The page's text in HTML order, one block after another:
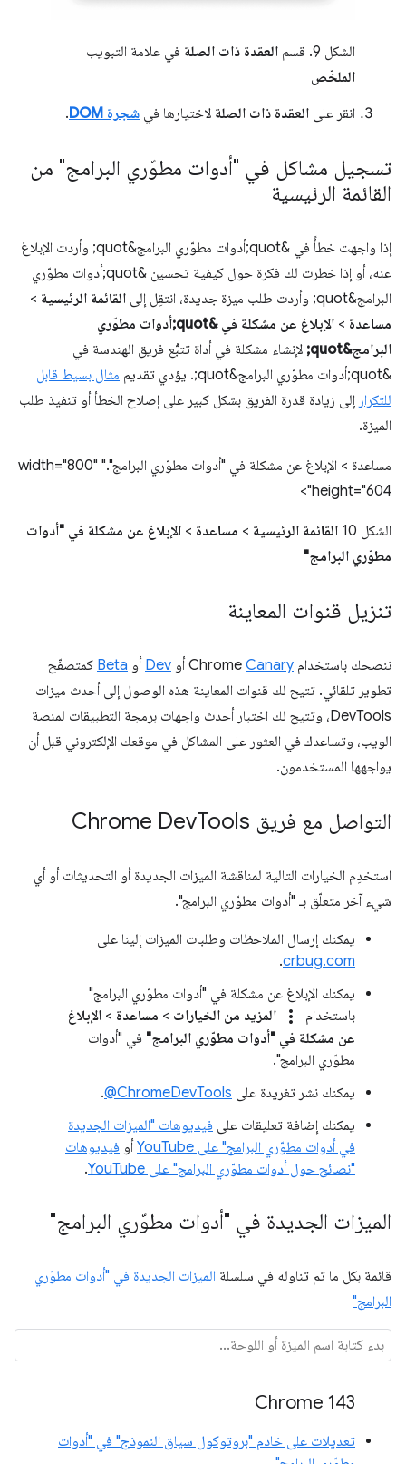
الشكل 9. قسم العقدة ذات الصلة في علامة التبويب
الملخّص
انقر على العقدة ذات الصلة لاختيارها في شجرة DOM .
تسجيل مشاكل في "أدوات مطوّري البرامج" من
القائمة الرئيسية
إذا واجهت خطأً في &quot;أدوات مطوّري البرامج&quot; وأردت الإبلاغ
عنه، أو إذا خطرت لك فكرة حول كيفية تحسين &quot;أدوات مطوّري
البرامج&quot; وأردت طلب ميزة جديدة، انتقِل إلى
القائمة الرئيسية >
مساعدة >
الإبلاغ عن مشكلة في &quot;أدوات مطوّري
البرامج&quot;
لإنشاء مشكلة في أداة تتبُّع فريق الهندسة في
&quot;أدوات مطوّري البرامج&quot;. يؤدي تقديم
مثال بسيط قابل
للتكرار إلى زيادة قدرة الفريق بشكل كبير على إصلاح الخطأ أو تنفيذ طلب
الميزة.
مساعدة > الإبلاغ عن مشكلة في "أدوات مطوّري البرامج"." width="800"
height="604">
الشكل 10 القائمة الرئيسية > مساعدة > الإبلاغ عن مشكلة في "أدوات
مطوّري البرامج"
تنزيل قنوات المعاينة
ننصحك باستخدام Chrome Canary أو Dev أو Beta كمتصفّح
تطوير تلقائي. تتيح لك قنوات المعاينة هذه الوصول إلى أحدث ميزات
DevTools، وتتيح لك اختبار أحدث واجهات برمجة التطبيقات لمنصة
الويب، وتساعدك في العثور على المشاكل في موقعك الإلكتروني قبل أن
يواجهها المستخدمون.
التواصل مع فريق Chrome Dev Tools
استخدِم الخيارات التالية لمناقشة الميزات الجديدة أو التحديثات أو أي
شيء آخر متعلّق بـ "أدوات مطوّري البرامج".
يمكنك إرسال الملاحظات وطلبات الميزات إلينا على
crbug.com
.
يمكنك الإبلاغ عن مشكلة في "أدوات مطوّري البرامج"
باستخدام
more_vert المزيد من الخيارات > مساعدة > الإبلاغ
عن مشكلة في "أدوات مطوّري البرامج" في "أدوات
مطوّري البرامج".
يمكنك نشر تغريدة على ‎@ChromeDevTools
.
يمكنك إضافة تعليقات على فيديوهات "الميزات الجديدة
في أدوات مطوّري البرامج" على YouTube
أو فيديوهات
"نصائح حول أدوات مطوّري البرامج" على YouTube
.
الميزات الجديدة في "أدوات مطوّري البرامج"
قائمة بكل ما تم تناوله في سلسلة الميزات الجديدة في "أدوات مطوّري
البرامج"
Chrome 143
تعديلات على خادم "بروتوكول سياق النموذج" في "أدوات